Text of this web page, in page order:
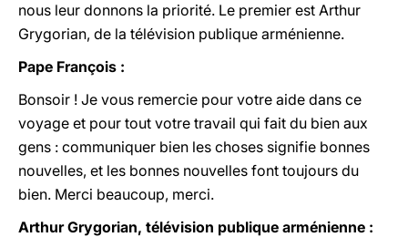
nous leur donnons la priorité. Le premier est Arthur
Grygorian, de la télévision publique arménienne.
Pape François :
Bonsoir ! Je vous remercie pour votre aide dans ce
voyage et pour tout votre travail qui fait du bien aux
gens : communiquer bien les choses signifie bonnes
nouvelles, et les bonnes nouvelles font toujours du
bien. Merci beaucoup, merci.
Arthur Grygorian, télévision publique arménienne :